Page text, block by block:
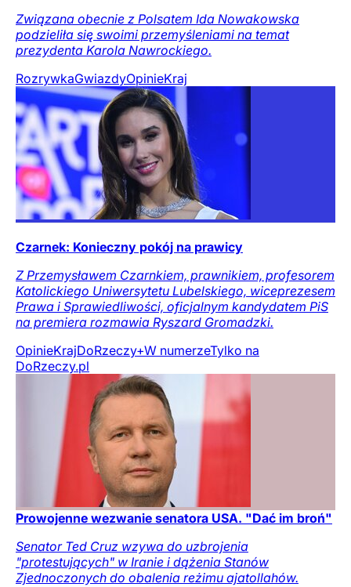
Związana obecnie z Polsatem Ida Nowakowska
podzieliła się swoimi przemyśleniami na temat
prezydenta Karola Nawrockiego.
RozrywkaGwiazdyOpinieKraj
Czarnek: Konieczny pokój na prawicy
Z Przemysławem Czarnkiem, prawnikiem, profesorem
Katolickiego Uniwersytetu Lubelskiego, wiceprezesem
Prawa i Sprawiedliwości, oficjalnym kandydatem PiS
na premiera rozmawia Ryszard Gromadzki.
OpinieKrajDoRzeczy+W numerzeTylko na
DoRzeczy.pl
Prowojenne wezwanie senatora USA. "Dać im broń"
Senator Ted Cruz wzywa do uzbrojenia
"protestujących" w Iranie i dążenia Stanów
Zjednoczonych do obalenia reżimu ajatollahów.